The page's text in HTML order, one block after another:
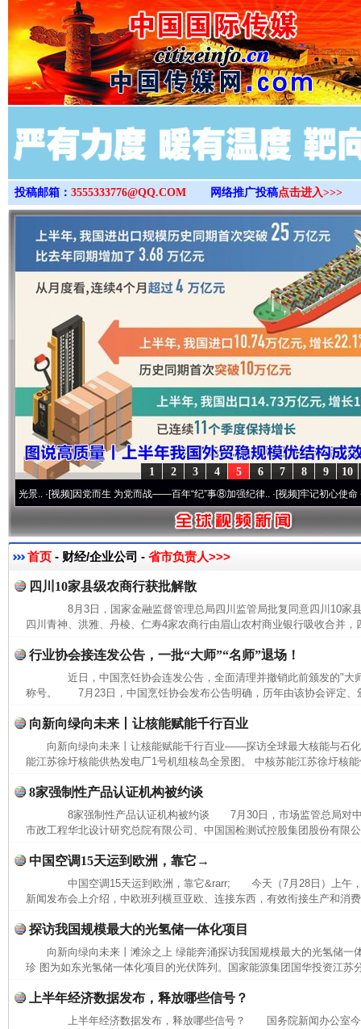
>
投稿邮箱： 3555333776@QQ.COM 网络推广投稿点击进入>>>
10
9
8
7
6
5
4
3
2
1
·[视频]因党而生 为党而战——百年“纪”事⑧加强纪律..·[视频]牢记初心使命 奋进复
首页 - 财经/企业公司 - 省市负责人>>>
四川10家县级农商行获批解散
8月3日，国家金融监督管理总局四川监管局批复同意四川10
四川青神、洪雅、丹棱、仁寿4家农商行由眉山农村商业银行吸收合并
行业协会接连发公告，一批“大师”“名师”退场！
近日，中国烹饪协会连发公告，全面清理并撤销此前颁发的"大
称号。 7月23日，中国烹饪协会发布公告明确，历年由该协会评定、
向新向绿向未来丨让核能赋能千行百业
向新向绿向未来丨让核能赋能千行百业——探访全球最大核能与石
能江苏徐圩核能供热发电厂1号机组核岛全景图。 中核苏能江苏徐圩核
8家强制性产品认证机构被约谈
8家强制性产品认证机构被约谈 7月30日，市场监管总局对中
市政工程华北设计研究总院有限公司、中国国检测试控股集团股份有限
中国空调15天运到欧洲，靠它→
中国空调15天运到欧洲，靠它&rarr; 今天（7月28日）上午，
新闻发布会上介绍，中欧班列横亘亚欧、连接东西，有效衔接生产和消
探访我国规模最大的光氢储一体化项目
向新向绿向未来丨滩涂之上 绿能奔涌探访我国规模最大的光氢储一
珍 图为如东光氢储一体化项目的光伏阵列。国家能源集团国华投资
上半年经济数据发布，释放哪些信号？
上半年经济数据发布，释放哪些信号？ 国务院新闻办公室今
东山县通报“牛蛙产品抗生素超标问题”